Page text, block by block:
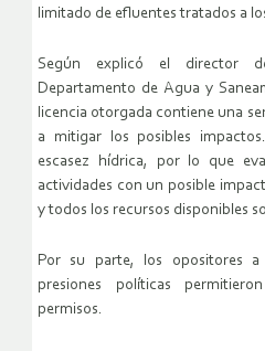
limitado de efluentes tratados a
Según explicó el director
Departamento de Agua y
licencia otorgada contiene una
a mitigar los posibles
escasez hídrica, por lo que
actividades con un posible
y todos los recursos disponibles
Por su parte, los opositores
presiones políticas
permisos.